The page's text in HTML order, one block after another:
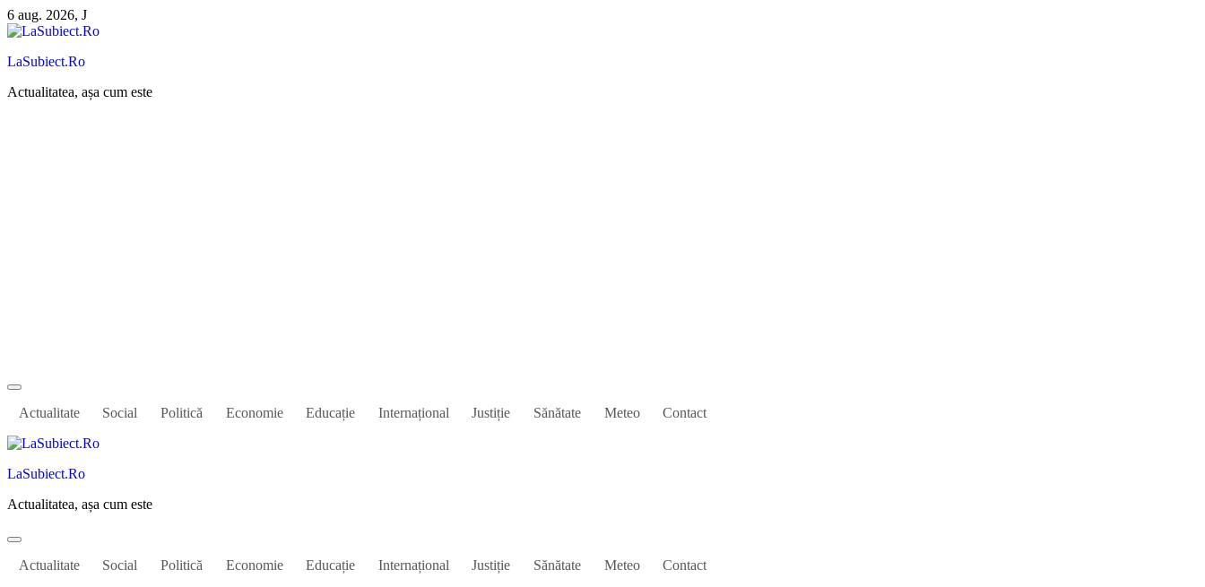
Sari
la
6 aug. 2026, J
LaSubiect.Ro
Actualitatea, așa cum este
Actualitate Social Politică Economie Educație Internațional Justiție Sănătate Meteo Contact
LaSubiect.Ro
Actualitatea, așa cum este
Actualitate Social Politică Economie Educație Internațional Justiție Sănătate Meteo
Contact